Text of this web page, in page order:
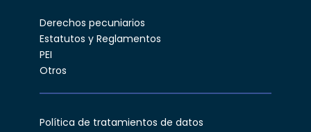
Derechos pecuniarios
Estatutos y Reglamentos
PEI
Otros
Política de tratamientos de datos